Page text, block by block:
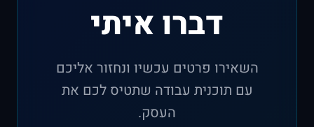
דברו איתי
השאירו פרטים עכשיו ונחזור אליכם
עם תוכנית עבודה שתטיס לכם את
העסק.